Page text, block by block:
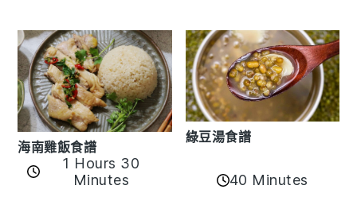
海南雞飯食譜
1 Hours 30
Minutes
綠豆湯食譜
40 Minutes